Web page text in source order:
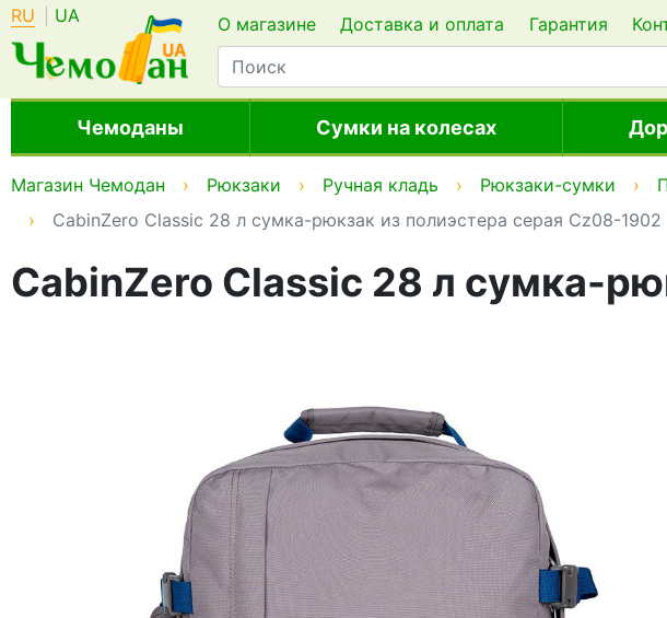
RU UA О магазине Доставка и оплата Гарантия
Чемоданы Сумки на колесах
Магазин Чемодан Рюкзаки Ручная кладь Рюкзаки-сумки
CabinZero Classic 28 л сумка-рюкзак из полиэстера серая Cz08-1902
CabinZero Classic 28 л сумка-